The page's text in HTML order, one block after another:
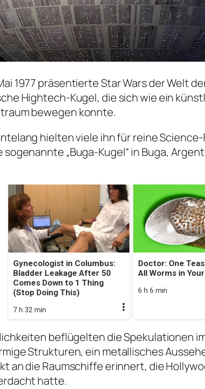
1977 präsentierte Star Wars der Welt
Hightech-Kugel, die sich wie ein
bewegen konnte.
hielten viele ihn für reine Science-
sogenannte „Buga-Kugel“ in Buga,
Gynecologist in Columbus:
Bladder Leakage After 50
Comes Down to 1 Thing
(Stop Doing This)
7 h 32 min
Doctor: One
All Worms in
6 h 6 min
beflügelten die Spekulationen
Strukturen, ein metallisches
an die Raumschiffe erinnert, die
hatte.